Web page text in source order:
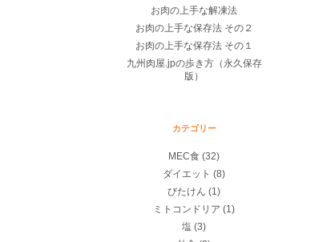
お肉の上手な解凍法
お肉の上手な保存法 その２
お肉の上手な保存法 その１
九州肉屋.jpの歩き方（永久保存
版）
カテゴリー
MEC食 (32)
ダイエット (8)
びたけん (1)
ミトコンドリア (1)
塩 (3)